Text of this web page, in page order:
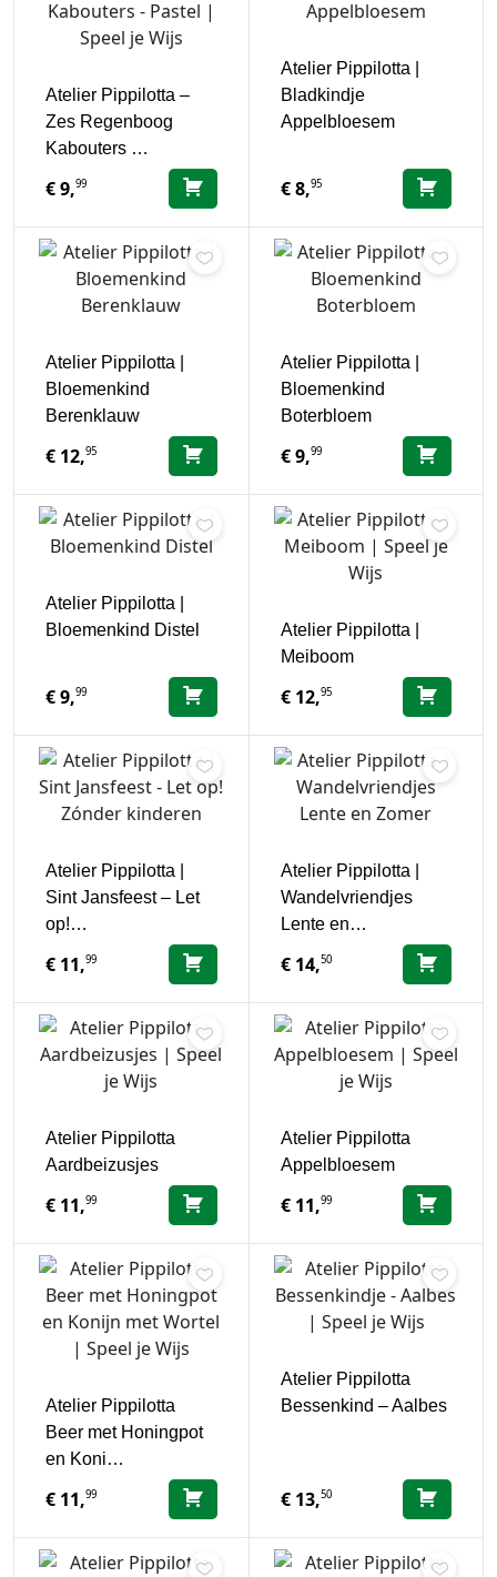
Atelier Pippilotta –
Zes Regenboog
Kabouters …
€9,99
Atelier Pippilotta |
Bladkindje
Appelbloesem
€8,95
Atelier Pippilotta |
Bloemenkind
Berenklauw
€ 12,95
Atelier Pippilotta |
Bloemenkind
Boterbloem
€9,99
Atelier Pippilotta |
Bloemenkind Distel
€9,99
Atelier Pippilotta |
Meiboom
€12,95
Atelier Pippilotta |
Sint Jansfeest – Let
op!…
€ 11,99
Atelier Pippilotta |
Wandelvriendjes
Lente en…
€14,50
Atelier Pippilotta
Aardbeizusjes
€ 11,99
Atelier Pippilotta
Appelbloesem
€11,99
Atelier Pippilotta
Beer met Honingpot
en Koni…
€ 11,99
Atelier Pippilotta
Bessenkind – Aalbes
€13,50